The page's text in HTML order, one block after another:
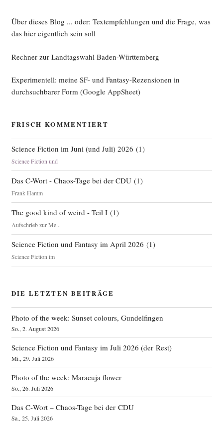
Über dieses Blog ... oder: Textempfehlungen und die Frage, was
das hier eigentlich sein soll
Rechner zur Landtagswahl Baden-Württemberg
Experimentell: meine SF- und Fantasy-Rezensionen in
durchsuchbarer Form(Google AppSheet)
FRISCH KOMMENTIERT
Science Fiction im Juni (und Juli) 2026 (1)
Science Fiction und
Das C-Wort - Chaos-Tage bei der CDU(1)
Frank Hamm
The good kind of weird - Teil I(1)
Aufschrieb zur Me...
Science Fiction und Fantasy im April 2026 (1)
Science Fiction im
DIE LETZTEN BEITRÄGE
Photo of the week: Sunset colours, Gundelfingen
So., 2. August 2026
Science Fiction und Fantasy im Juli 2026 (der Rest)
Mi., 29. Juli 2026
Photo of the week: Maracuja flower
So., 26. Juli 2026
Das C‑Wort – Chaos-Tage bei der CDU
Sa., 25. Juli 2026